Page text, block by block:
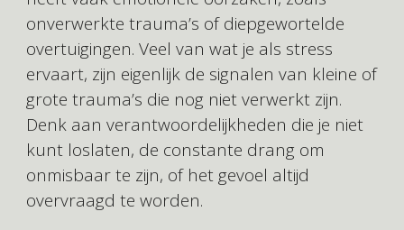
onverwerkte trauma’s of diepgewortelde
overtuigingen. Veel van wat je als stress
ervaart, zijn eigenlijk de signalen van kleine of
grote trauma’s die nog niet verwerkt zijn.
Denk aan verantwoordelijkheden die je niet
kunt loslaten, de constante drang om
onmisbaar te zijn, of het gevoel altijd
overvraagd te worden.